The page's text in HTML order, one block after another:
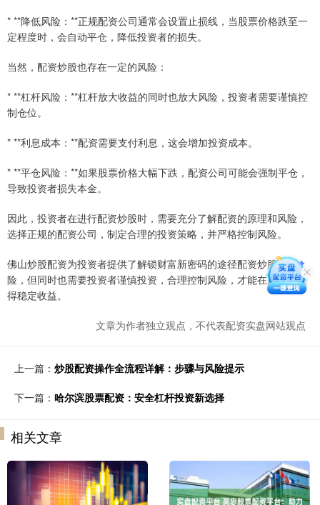
* **降低风险：**正规配资公司通常会设置止损线，当股票价格跌至一
定程度时，会自动平仓，降低投资者的损失。
当然，配资炒股也存在一定的风险：
* **杠杆风险：**杠杆放大收益的同时也放大风险，投资者需要谨慎控
制仓位。
* **利息成本：**配资需要支付利息，这会增加投资成本。
* **平仓风险：**如果股票价格大幅下跌，配资公司可能会强制平仓，
导致投资者损失本金。
因此，投资者在进行配资炒股时，需要充分了解配资的原理和风险，
选择正规的配资公司，制定合理的投资策略，并严格控制风险。
佛山炒股配资为投资者提供了解锁财富新密码的途径配资炒股的风
险，但同时也需要投资者谨慎投资，合理控制风险，才能在股市中获
得稳定收益。
文章为作者独立观点，不代表配资实盘网站观点
上一篇： 炒股配资操作全流程详解：步骤与风险提示
下一篇： 哈尔滨股票配资：安全杠杆投资新选择
相关文章